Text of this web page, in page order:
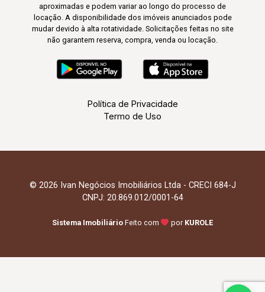
aproximadas e podem variar ao longo do processo de
locação. A disponibilidade dos imóveis anunciados pode
mudar devido à alta rotatividade. Solicitações feitas no site
não garantem reserva, compra, venda ou locação.
Política de Privacidade
Termo de Uso
© 2026 Ivan Negócios Imobiliários Ltda - CRECI 684-J
CNPJ: 20.869.012/0001-64
Sistema Imobiliário Feito com por KUROLE